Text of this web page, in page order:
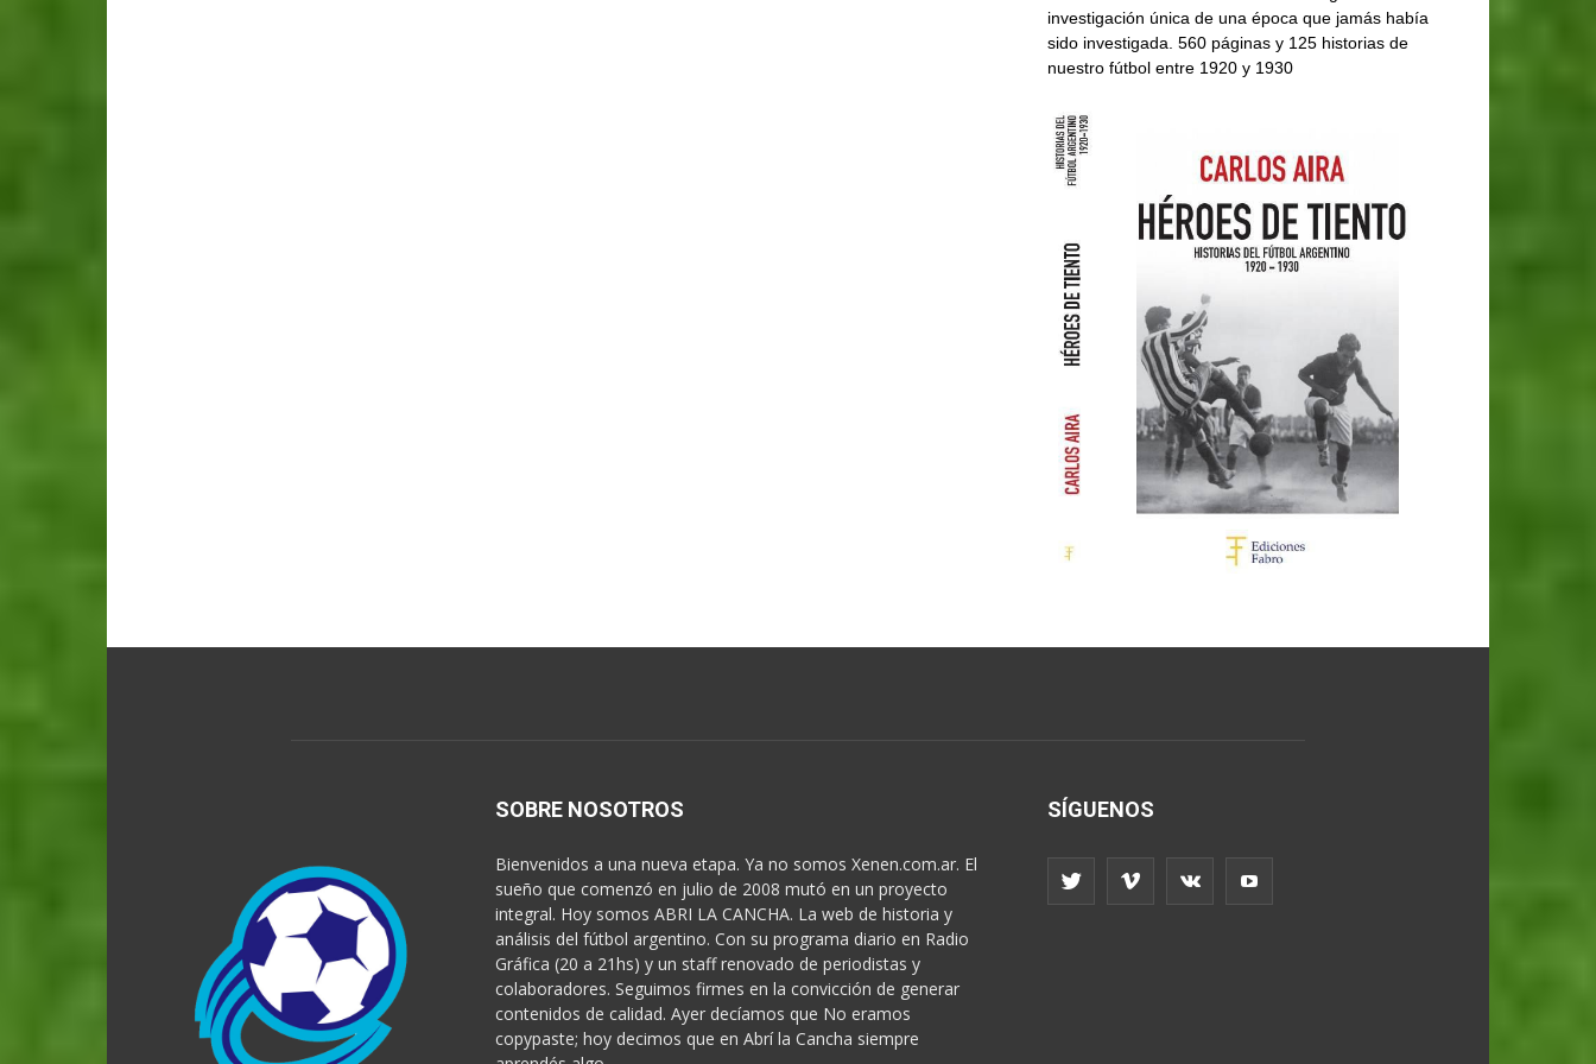
investigación única de una época que jamás había
sido investigada. 560 páginas y 125 historias de
nuestro fútbol entre 1920 y 1930
SOBRE NOSOTROS
Bienvenidos a una nueva etapa. Ya no somos Xenen.com.ar. El
sueño que comenzó en julio de 2008 mutó en un proyecto
integral. Hoy somos ABRI LA CANCHA. La web de historia y
análisis del fútbol argentino. Con su programa diario en Radio
Gráfica (20 a 21hs) y un staff renovado de periodistas y
colaboradores. Seguimos firmes en la convicción de generar
contenidos de calidad. Ayer decíamos que No eramos
copypaste; hoy decimos que en Abrí la Cancha siempre
SÍGUENOS